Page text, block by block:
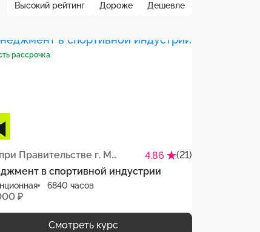
Высокий рейтинг Дороже Дешевле
рассрочка
МАП при Правительстве г. Москвы 4.86
(21)
в спортивной индустрии
6840 часов
₽
Смотреть курс